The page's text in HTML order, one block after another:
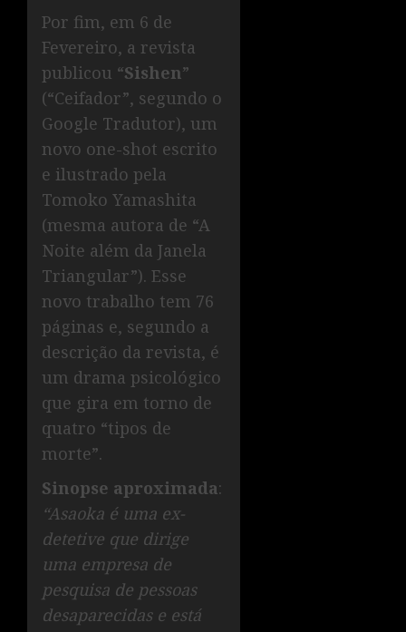
Por fim, em 6 de
Fevereiro, a revista
publicou “Sishen”
(“Ceifador”, segundo o
Google Tradutor), um
novo one-shot escrito
e ilustrado pela
Tomoko Yamashita
(mesma autora de “A
Noite além da Janela
Triangular”). Esse
novo trabalho tem 76
páginas e, segundo a
descrição da revista, é
um drama psicológico
que gira em torno de
quatro “tipos de
morte”.
Sinopse aproximada:
“Asaoka é uma ex-
detetive que dirige
uma empresa de
pesquisa de pessoas
desaparecidas e está